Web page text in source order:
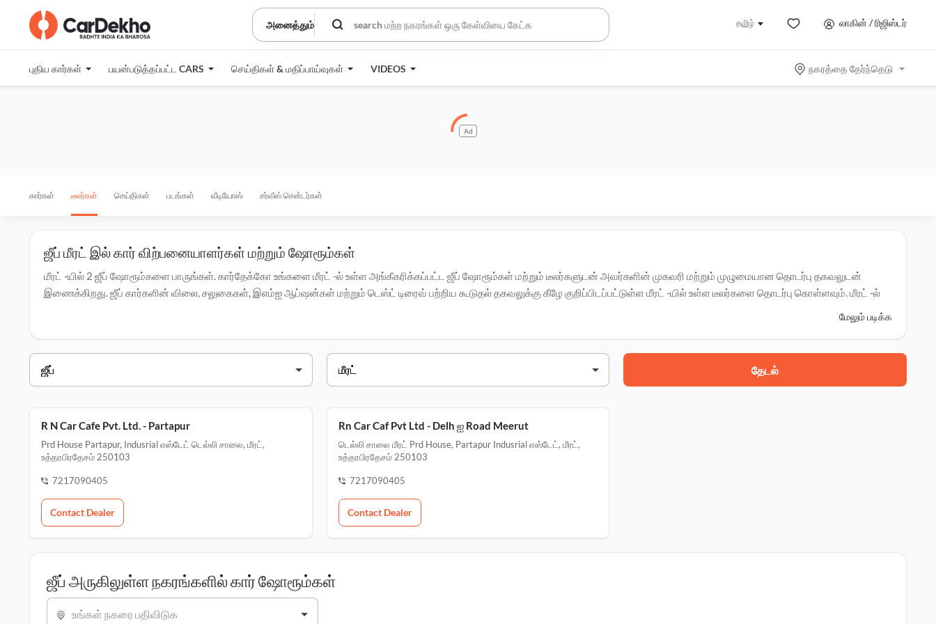
அனைத்தும் தமிழ் லாகின் / ரிஜிஸ்டர்
புதிய கார்கள் பயன்படுத்தப்பட்ட CARS செய்திகள் & மதிப்பாய்வுகள் VIDEOS நகரத்தை தேர்ந்தெடு
Ad
கார்கள் டீலர்கள் செய்திகள் படங்கள் வீடியோஸ் சர்வீஸ் சென்டர்கள்
ஜீப் மீரட் இல் கார் விற்பனையாளர்கள் மற்றும் ஷோரூம்கள்
மீரட் -யில் 2 ஜீப் ஷோரூம்களை பாருங்கள். கார்தேக்கோ உங்களை மீரட் -ல் உள்ள அங்கீகரிக்கப்பட்ட ஜீப் ஷோரூம்கள் மற்றும் டீலர்களுடன் அவர்களின் முகவரி மற்றும் முழுமையான தொடர்பு தகவலுடன்
இணைக்கிறது. ஜீப் கார்களின் விலை, சலுகைகள், இஎம்ஐ ஆப்ஷன்கள் மற்றும் டெஸ்ட் டிரைவ் பற்றிய கூடுதல் தகவலுக்கு கீழே குறிப்பிடப்பட்டுள்ள மீரட் -யில் உள்ள டீலர்களை தொடர்பு கொள்ளவும். மீரட் -ல்
ஆர் n கார் cafe pvt. ltd. - Partapur prd house Partapur, indusrial எஸ்டேட் டெல்லி சாலை, மீரட், 250103
rn கார் caf pvt ltd - டெல்லி சாலை மீரட் டெல்லி சாலை மீரட் prd house, Partapur indusrial எஸ்டேட், மீரட், 250103
மேலும் படிக்க
தேடல்
R N Car Cafe Pvt. Ltd. - Partapur
Prd House Partapur, Indusrial எஸ்டேட் டெல்லி சாலை, மீரட்,
உத்தரபிரதேசம் 250103
7217090405
Contact Dealer
Rn Car Caf Pvt Ltd - Delh ஐ Road Meerut
டெல்லி சாலை மீரட் Prd House, Partapur Indusrial எஸ்டேட், மீரட்,
உத்தரபிரதேசம் 250103
7217090405
Contact Dealer
ஜீப் அருகிலுள்ள நகரங்களில் கார் ஷோரூம்கள்
உங்கள் நகரை பதிவிடுக